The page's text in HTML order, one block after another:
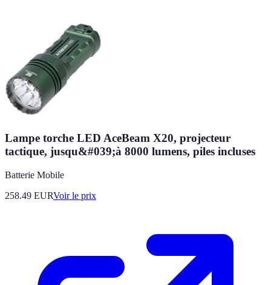
Lampe torche LED AceBeam X20, projecteur
tactique, jusqu&#039;à 8000 lumens, piles incluses
Batterie Mobile
258.49 EURVoir le prix